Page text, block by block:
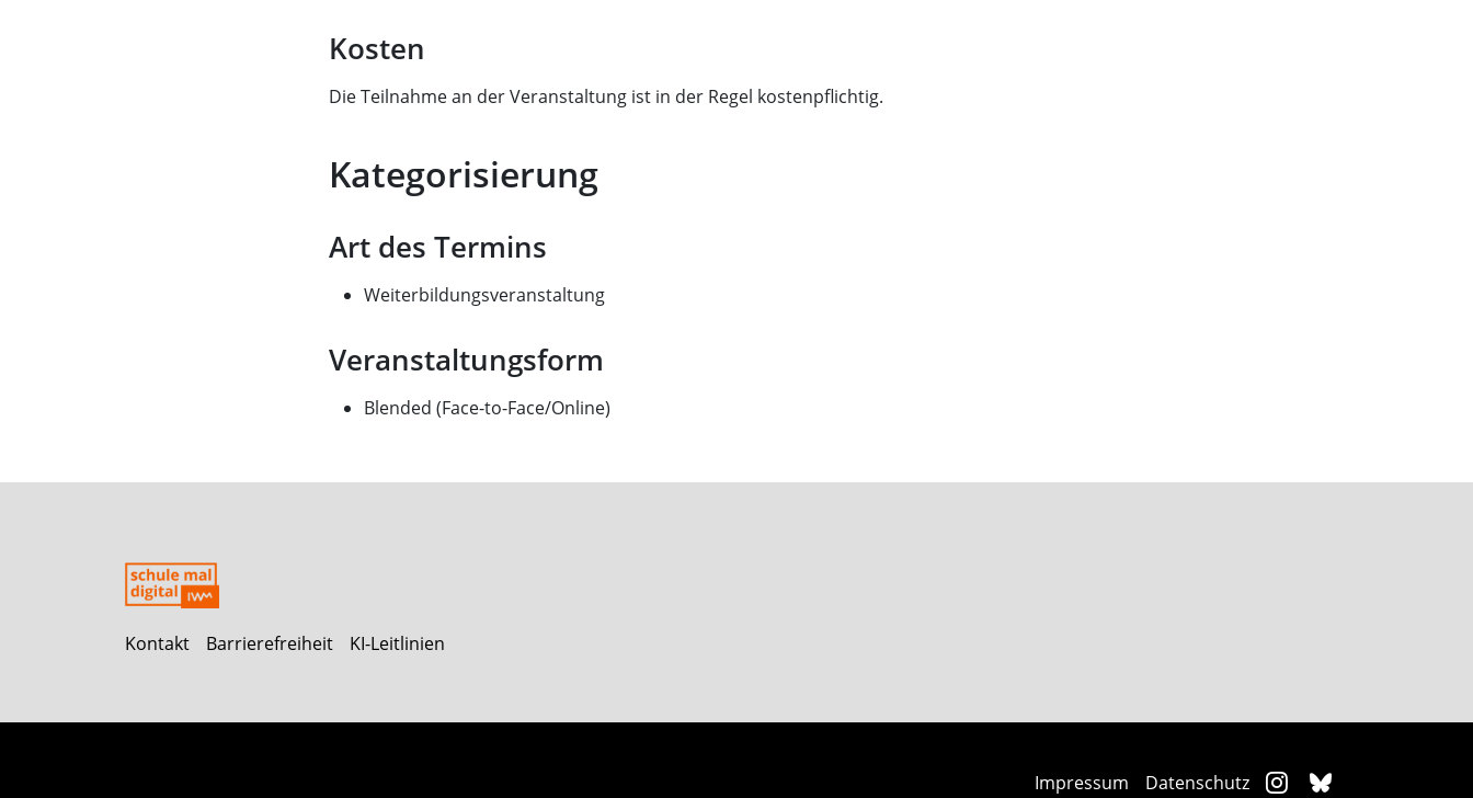
Kosten
Die Teilnahme an der Veranstaltung ist in der Regel kostenpflichtig.
Kategorisierung
Art des Termins
Weiterbildungsveranstaltung
Veranstaltungsform
Blended (Face-to-Face/Online)
Kontakt Barrierefreiheit KI-Leitlinien
Impressum Datenschutz